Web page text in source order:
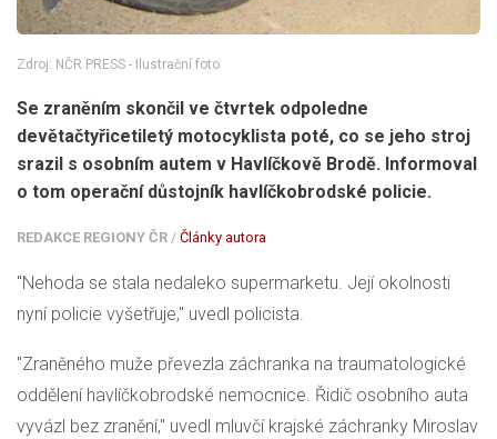
Zdroj: NČR PRESS - Ilustrační foto
Se zraněním skončil ve čtvrtek odpoledne
devětačtyřicetiletý motocyklista poté, co se jeho stroj
srazil s osobním autem v Havlíčkově Brodě. Informoval
o tom operační důstojník havlíčkobrodské policie.
REDAKCE REGIONY ČR / Články autora
"Nehoda se stala nedaleko supermarketu. Její okolnosti
nyní policie vyšetřuje," uvedl policista.
"Zraněného muže převezla záchranka na traumatologické
oddělení havlíčkobrodské nemocnice. Řidič osobního auta
vyvázl bez zranění," uvedl mluvčí krajské záchranky Miroslav